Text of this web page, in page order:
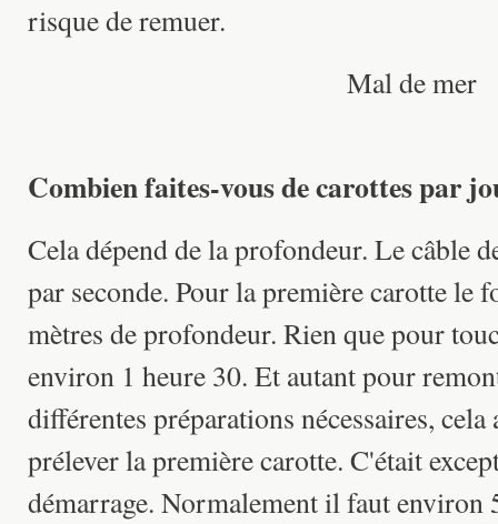
risque de remuer.
Mal de mer
Combien faites-vous de carottes par
Cela dépend de la profondeur. Le câble
par seconde. Pour la première carotte le
mètres de profondeur. Rien que pour
environ 1 heure 30. Et autant pour
différentes préparations nécessaires,
prélever la première carotte. C'était
démarrage. Normalement il faut environ